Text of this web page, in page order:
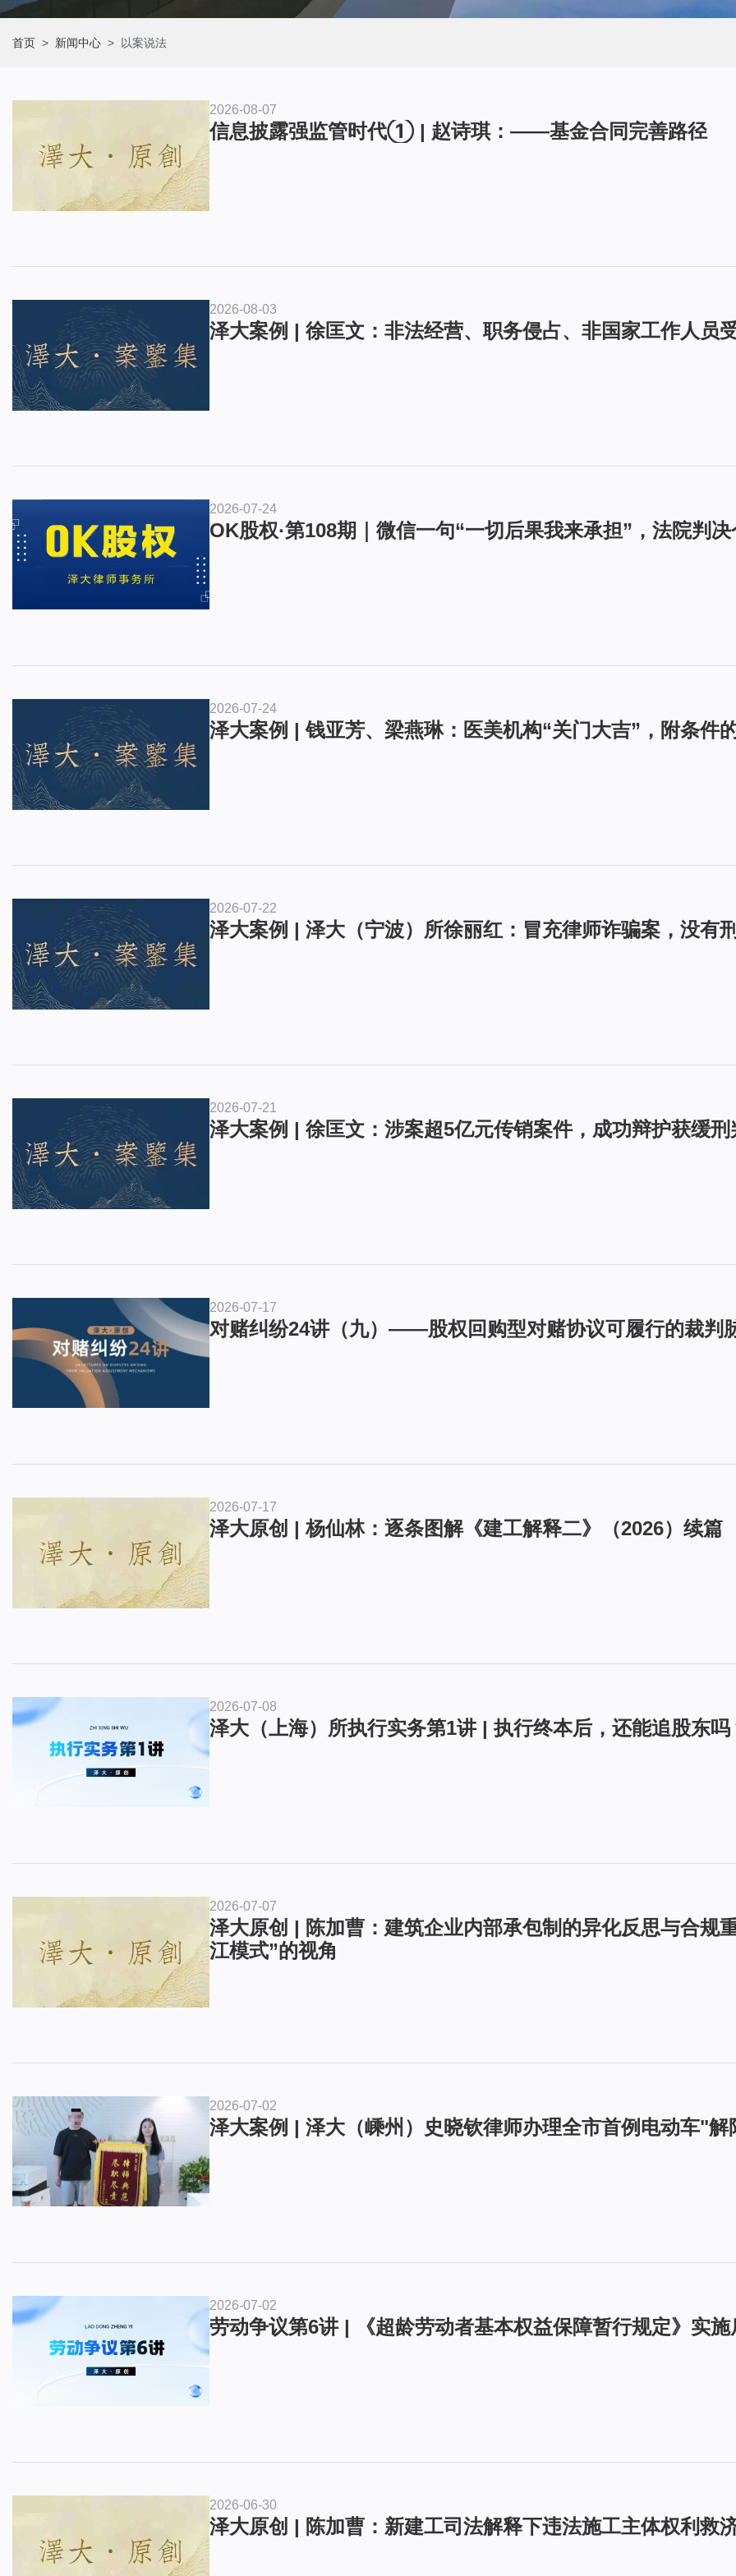
首页 新闻中心 以案说法
2026-08-07
信息披露强监管时代① | 赵诗琪：——基金合同完善路径
2026-08-03
泽大案例 | 徐匡文：非法经营、职务侵占、非国家工作人员
2026-07-24
OK股权·第108期｜微信一句“一切后果我来承担”，法院判
2026-07-24
泽大案例 | 钱亚芳、梁燕琳：医美机构“关门大吉”，附条件
2026-07-22
泽大案例 | 泽大（宁波）所徐丽红：冒充律师诈骗案，没有
2026-07-21
泽大案例 | 徐匡文：涉案超5亿元传销案件，成功辩护获缓刑
2026-07-17
对赌纠纷24讲（九）——股权回购型对赌协议可履行的裁判
2026-07-17
泽大原创 | 杨仙林：逐条图解《建工解释二》（2026）续篇
2026-07-08
泽大（上海）所执行实务第1讲 | 执行终本后，还能追股东吗
2026-07-07
泽大原创 | 陈加曹：建筑企业内部承包制的异化反思与合
江模式”的视角
2026-07-02
泽大案例 | 泽大（嵊州）史晓钦律师办理全市首例电动车"解
2026-07-02
劳动争议第6讲 | 《超龄劳动者基本权益保障暂行规定》实
2026-06-30
泽大原创 | 陈加曹：新建工司法解释下违法施工主体权利救